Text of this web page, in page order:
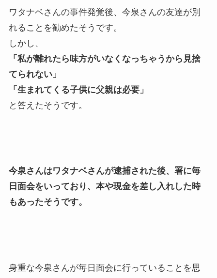
ワタナベさんの事件発覚後、今泉さんの友達が別
れることを勧めたそうです。
しかし、
「私が離れたら味方がいなくなっちゃうから見捨
てられない」
「生まれてくる子供に父親は必要」
と答えたそうです。
今泉さんはワタナベさんが逮捕された後、署に毎
日面会をいっており、本や現金を差し入れした時
もあったそうです。
身重な今泉さんが毎日面会に行っていることを思